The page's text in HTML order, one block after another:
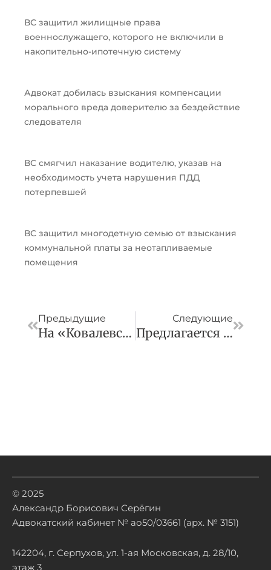
ВС защитил жилищные права
военнослужащего, которого не включили в
накопительно-ипотечную систему
Адвокат добилась взыскания компенсации
морального вреда доверителю за бездействие
следователя
ВС смягчил наказание водителю, указав на
необходимость учета нарушения ПДД
потерпевшей
ВС защитил многодетную семью от взыскания
коммунальной платы за неотапливаемые
помещения
Предыдущие
На «Ковалевских Чтениях» Обсудили Цифровую Безопасность Личности В Контексте Уголовного Права
Следующие
Предлагается Привлекать К Ответственности Лиц, Публично Оправдывающих Домашнее Насилие
© 2025
Александр Борисович Серёгин
Адвокатский кабинет № ао50/03661 (арх. № 3151)
142204, г. Серпухов, ул. 1-ая Московская, д. 28/10,
этаж 3